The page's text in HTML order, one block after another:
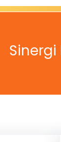
Sinergi